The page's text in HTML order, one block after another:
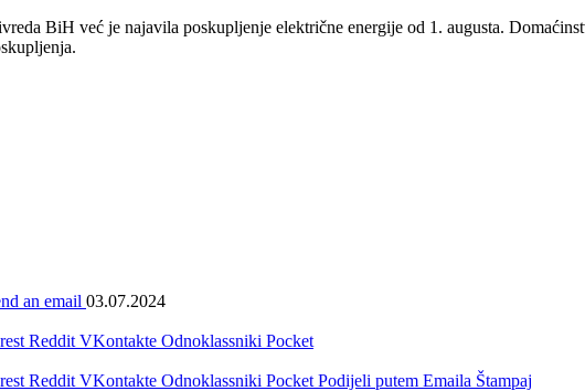
BiH već je najavila poskupljenje električne energije od 1. augusta.
an email 03.07.2024
Reddit VKontakte Odnoklassniki Pocket
Reddit VKontakte Odnoklassniki Pocket Podijeli putem Emaila Štampaj